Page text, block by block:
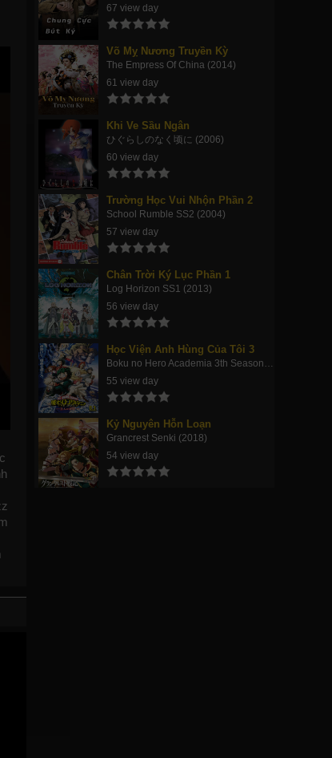
67 view day
Võ Mỵ Nương Truyền Kỳ
The Empress Of China (2014)
61 view day
Khi Ve Sầu Ngân
ひぐらしのなく顷に (2006)
60 view day
Trường Học Vui Nhộn Phần 2
School Rumble SS2 (2004)
57 view day
Chân Trời Ký Lục Phần 1
Log Horizon SS1 (2013)
56 view day
Học Viện Anh Hùng Của Tôi 3
Boku no Hero Academia 3th Season (2018)
55 view day
Kỷ Nguyên Hỗn Loạn
Grancrest Senki (2018)
54 view day